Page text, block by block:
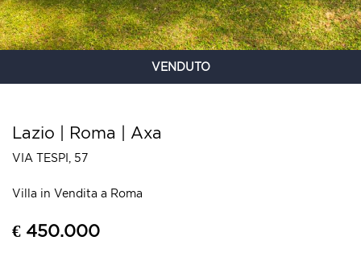
VENDUTO
Lazio | Roma | Axa
VIA TESPI, 57
Villa in Vendita a Roma
€ 450.000